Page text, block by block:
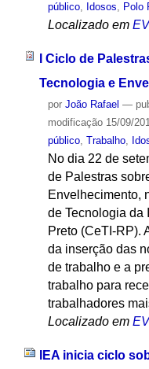
público, Idosos, Polo
Localizado em
I Ciclo de
Tecnologia e
por João Rafael —
modificação15/09/
público, Trabalho,
No dia 22 de
de Palestras
Envelhecimento,
de Tecnologia da
Preto (CeTI-RP).
da inserção das
de trabalho e a
trabalho para
trabalhadores
Localizado em
IEA inicia ciclo